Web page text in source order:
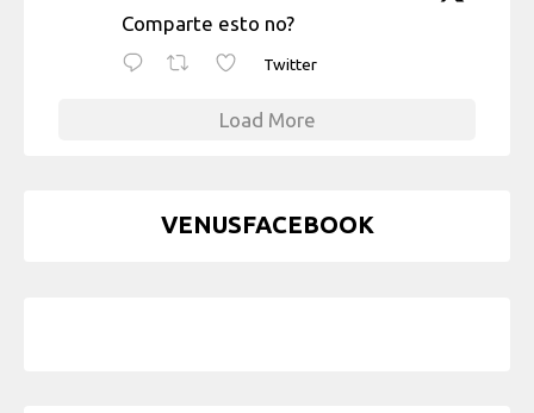
Comparte esto no?
Twitter
Load More
VENUSFACEBOOK